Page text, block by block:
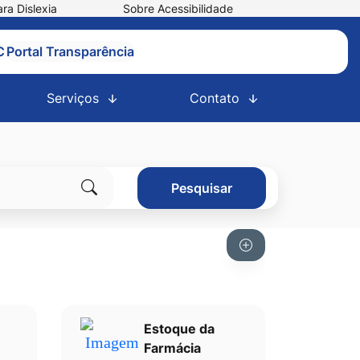
Dislexia Sobre Acessibilidade
Portal Transparência
Serviços Contato
Clique
Pesquisar
Estoque da
Farmácia